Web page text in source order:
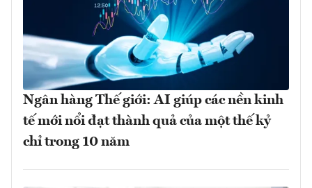
Ngân hàng Thế giới: AI giúp các nền kinh
tế mới nổi đạt thành quả của một thế kỷ
chỉ trong 10 năm